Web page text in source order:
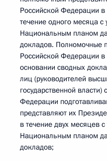
Российской Федерации
течение одного месяца с
Национальным планом
докладов. Полномочные
Российской Федерации
основании сводных
лиц (руководителей
государственной власти)
Федерации
представляют их
в течение двух месяцев
Национальным планом
докладов;